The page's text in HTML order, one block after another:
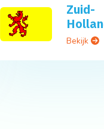
Zuid-
Bekijk